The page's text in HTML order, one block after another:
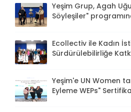
Yeşim Grup, Agah
Söyleşiler"
Ecollectiv ile Kadın
Sürdürülebilirliğe
Yeşim'e UN Women
Eyleme WEPs"